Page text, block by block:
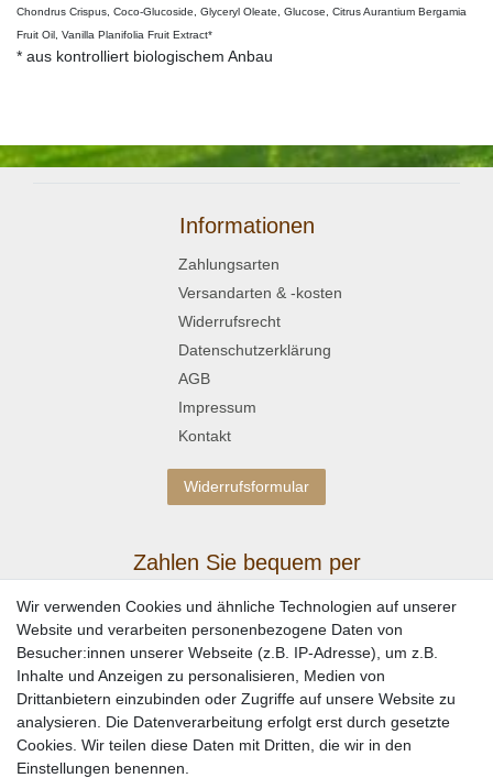
Chondrus Crispus, Coco-Glucoside, Glyceryl Oleate, Glucose, Citrus Aurantium Bergamia
Fruit Oil, Vanilla Planifolia Fruit Extract*
* aus kontrolliert biologischem Anbau
Informationen
Zahlungsarten
Versandarten & -kosten
Widerrufsrecht
Datenschutzerklärung
AGB
Impressum
Kontakt
Widerrufsformular
Zahlen Sie bequem per
Wir verwenden Cookies und ähnliche Technologien auf unserer
Website und verarbeiten personenbezogene Daten von
Besucher:innen unserer Webseite (z.B. IP-Adresse), um z.B.
Inhalte und Anzeigen zu personalisieren, Medien von
Drittanbietern einzubinden oder Zugriffe auf unsere Website zu
analysieren. Die Datenverarbeitung erfolgt erst durch gesetzte
Cookies. Wir teilen diese Daten mit Dritten, die wir in den
Einstellungen benennen.